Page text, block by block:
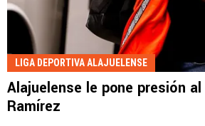
LIGA DEPORTIVA ALAJUELENSE
Alajuelense le pone presión
Ramírez